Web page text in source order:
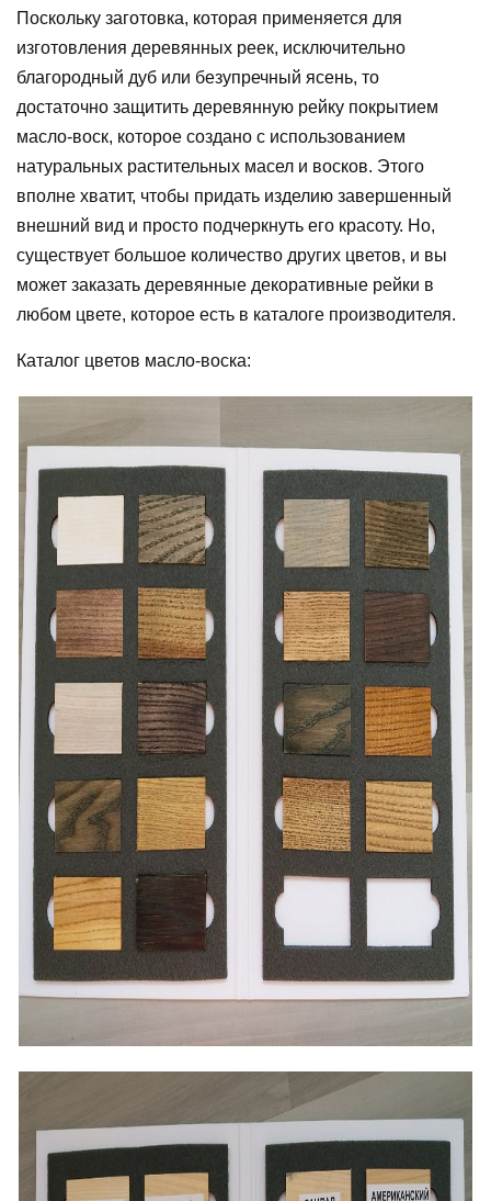
Поскольку заготовка, которая применяется для
изготовления деревянных реек, исключительно
благородный дуб или безупречный ясень, то
достаточно защитить деревянную рейку покрытием
масло-воск, которое создано с использованием
натуральных растительных масел и восков. Этого
вполне хватит, чтобы придать изделию завершенный
внешний вид и просто подчеркнуть его красоту. Но,
существует большое количество других цветов, и вы
может заказать деревянные декоративные рейки в
любом цвете, которое есть в каталоге производителя.
Каталог цветов масло-воска: